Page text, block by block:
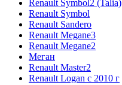
Renault Symbol2 (Talia)
Renault Symbol
Renault Sandero
Renault Megane3
Renault Megane2
Меган
Renault Master2
Renault Logan c 2010 г